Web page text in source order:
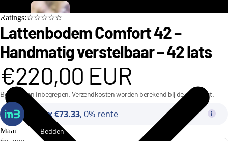
n
d
e
r
e
ll
Bedden
Ratings:☆☆☆☆☆
Lattenbodem Comfort 42 –
Handmatig verstelbaar – 42 lats
€220,00 EUR
Belastingen inbegrepen. Verzendkosten worden berekend bij de checkout.
3x €73.33, 0% rente
Maat